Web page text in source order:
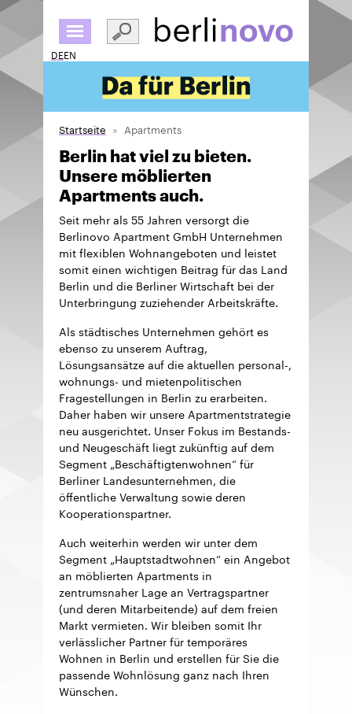
zum
Inhalt
DEEN
Startseite Apartments
Berlin hat viel zu bieten.
Unsere möblierten
Apartments auch.
Seit mehr als 55 Jahren versorgt die
Berlinovo Apartment GmbH Unternehmen
mit flexiblen Wohnangeboten und leistet
somit einen wichtigen Beitrag für das Land
Berlin und die Berliner Wirtschaft bei der
Unterbringung zuziehender Arbeitskräfte.
Als städtisches Unternehmen gehört es
ebenso zu unserem Auftrag,
Lösungsansätze auf die aktuellen personal-,
wohnungs- und mietenpolitischen
Fragestellungen in Berlin zu erarbeiten.
Daher haben wir unsere Apartmentstrategie
neu ausgerichtet. Unser Fokus im Bestands-
und Neugeschäft liegt zukünftig auf dem
Segment „Beschäftigtenwohnen“ für
Berliner Landesunternehmen, die
öffentliche Verwaltung sowie deren
Kooperationspartner.
Auch weiterhin werden wir unter dem
Segment „Hauptstadtwohnen“ ein Angebot
an möblierten Apartments in
zentrumsnaher Lage an Vertragspartner
(und deren Mitarbeitende) auf dem freien
Markt vermieten. Wir bleiben somit Ihr
verlässlicher Partner für temporäres
Wohnen in Berlin und erstellen für Sie die
passende Wohnlösung ganz nach Ihren
Wünschen.